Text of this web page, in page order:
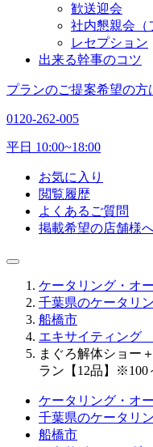
歓送迎会
社内懇親会（
レセプション
出来る幹事のコツ
プランのご提案希望の方
0120-262-005
平日 10:00~18:00
お気に入り
閲覧履歴
よくあるご質問
掲載希望の店舗様
ケータリング・オ
千葉県のケータリ
船橋市
エキサイティング
まぐろ解体ショー
ラン【12品】※100
ケータリング・オ
千葉県のケータリ
船橋市